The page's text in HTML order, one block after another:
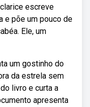
escreve
e põe um pouco de
Ele, um
um gostinho do
da estrela sem
livro e curta a
apresenta